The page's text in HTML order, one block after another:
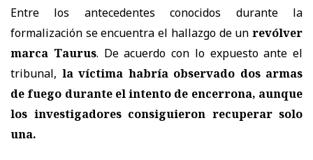
Entre los antecedentes conocidos durante la
formalización se encuentra el hallazgo de un revólver
marca Taurus. De acuerdo con lo expuesto ante el
tribunal, la víctima habría observado dos armas
de fuego durante el intento de encerrona, aunque
los investigadores consiguieron recuperar solo
una.